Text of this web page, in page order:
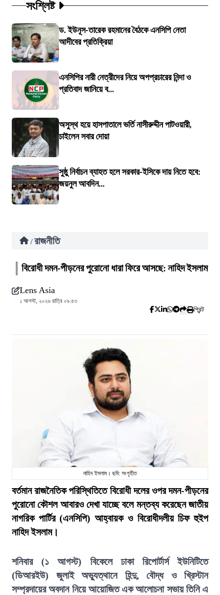
সংশ্লিষ্ট
ড. ইউনূস-তারেক রহমানের বৈঠকে এনসিপি নেতা
আদীবের প্রতিক্রিয়া
এনসিপির নারী নেত্রীদের নিয়ে অপপ্রচারের নিন্দা ও
প্রতিবাদ জানিয়ে ব...
অসুস্থ হয়ে হাসপাতালে ভর্তি নাসীরুদ্দীন পাটওয়ারী,
চাইলেন সবার দোয়া
সুষ্ঠু নির্বাচন ব্যাহত হলে সরকার-ইসিকে দায় নিতে হবে:
জয়নুল আবদিন...
/ রাজনীতি
বিরোধী দমন-পীড়নের পুরোনো ধারা ফিরে আসছে: নাহিদ ইসলাম
Lens Asia
১ আগস্ট, ২০২৬ রাত্রি ০৯:৫৩
প্রিন্ট
নাহিদ ইসলাম। ছবি: সংগৃহীত
বর্তমান রাজনৈতিক পরিস্থিতিতে বিরোধী দলের ওপর দমন-পীড়নের
পুরোনো কৌশল আবারও দেখা যাচ্ছে বলে মন্তব্য করেছেন জাতীয়
নাগরিক পার্টির (এনসিপি) আহ্বায়ক ও বিরোধীদলীয় চিফ হুইপ
নাহিদ ইসলাম।
শনিবার (১ আগস্ট) বিকেলে ঢাকা রিপোর্টার্স ইউনিটিতে
(ডিআরইউ) জুলাই অভ্যুত্থানে হিন্দু, বৌদ্ধ ও খ্রিস্টান
সম্প্রদায়ের অবদান নিয়ে আয়োজিত এক আলোচনা সভায় তিনি এ